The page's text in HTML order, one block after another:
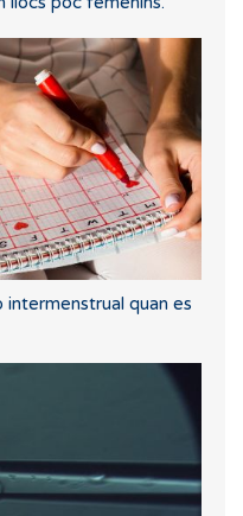
intermenstrual quan es